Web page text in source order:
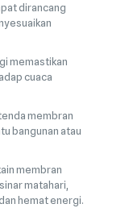
dirancang
memastikan
cuaca
membran
bangunan atau
membran
matahari,
hemat energi.